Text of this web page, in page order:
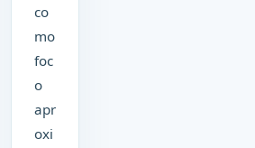
co
mo
foc
o
apr
oxi